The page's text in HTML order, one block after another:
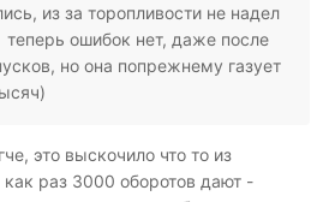
из за торопливости не надел
ошибок нет, даже после
но она попрежнему газует
это выскочило что то из
как раз 3000 оборотов дают -